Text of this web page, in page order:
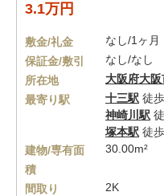
3.1万円
敷金/礼金
なし/1ヶ月
保証金/敷引
なし/なし
所在地
大阪府大
最寄り駅
十三駅 徒
神崎川駅
塚本駅 徒
建物/専有面
積
30.00m²
間取り
2K